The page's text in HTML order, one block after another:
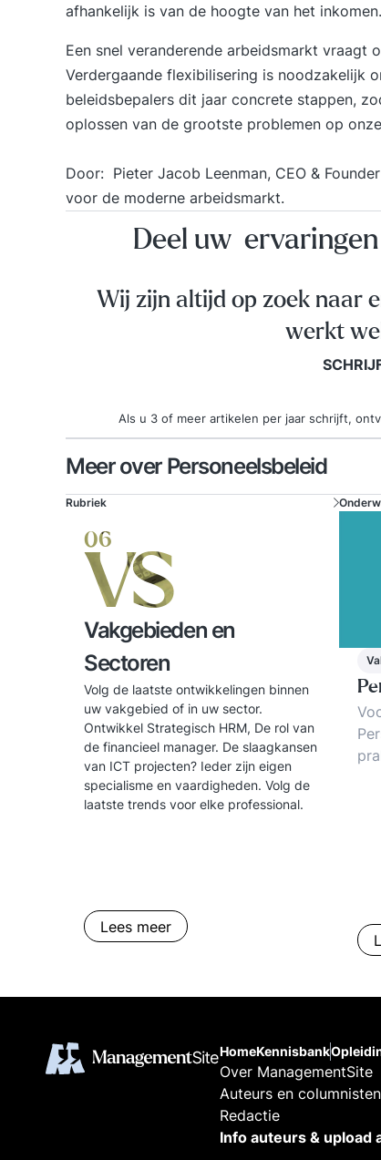
afhankelijk is van de hoogte van het inkomen.
Een snel veranderende arbeidsmarkt vraagt
Verdergaande flexibilisering is noodzakelijk
beleidsbepalers dit jaar concrete stappen,
oplossen van de grootste problemen op
Door: Pieter Jacob Leenman, CEO &
voor de moderne arbeidsmarkt.
Deel uw
Wij zijn altijd op zoek naar
werkt
Als u 3 of meer artikelen per jaar schrijft,
Meer over Personeelsbeleid
Rubriek
06
VS
Vakgebieden en
Sectoren
Volg de laatste ontwikkelingen binnen
uw vakgebied of in uw sector.
Ontwikkel Strategisch HRM, De rol van
de financieel manager. De slaagkansen
van ICT projecten? Ieder zijn eigen
specialisme en vaardigheden. Volg de
laatste trends voor elke professional.
Lees meer
HomeKennisbank
Over ManagementSite
Auteurs en columnisten
Redactie
Info auteurs & upload